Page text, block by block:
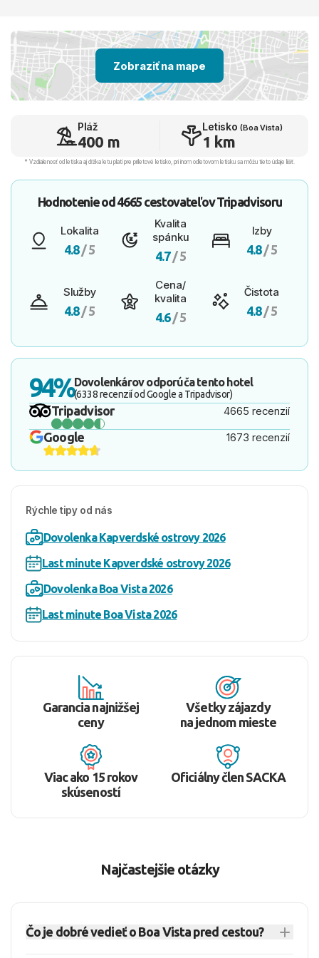
Zobraziť na mape
Pláž
400 m
Letisko (Boa Vista)
1 km
* Vzdialenosť od letiska aj dľžka letu platí pre príletové letisko, pri inom odletovom letisku sa môžu tieto údaje líšiť.
Hodnotenie od 4665 cestovateľovTripadvisoru
Lokalita
4.8/ 5
Kvalita
spánku
4.7/ 5
Izby
4.8/ 5
Služby
4.8/ 5
Cena/
kvalita
4.6/ 5
Čistota
4.8/ 5
94%Dovolenkárov odporúča tento hotel
(6338 recenzií od Google a Tripadvisor)
Tripadvisor 4665 recenzií
Google 1673 recenzií
Rýchle tipy od nás
Dovolenka Kapverdské ostrovy 2026
Last minute Kapverdské ostrovy 2026
Dovolenka Boa Vista 2026
Last minute Boa Vista 2026
Garancia najnižšej
ceny
Všetky zájazdy
na jednom mieste
Viac ako 15 rokov
skúseností
Oficiálny člen SACKA
Najčastejšie otázky
Čo je dobré vedieť o Boa Vista pred cestou?